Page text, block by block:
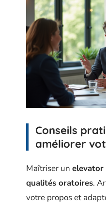
Conseils
améliorer
Maîtriser un elevator
qualités oratoires.
votre propos et